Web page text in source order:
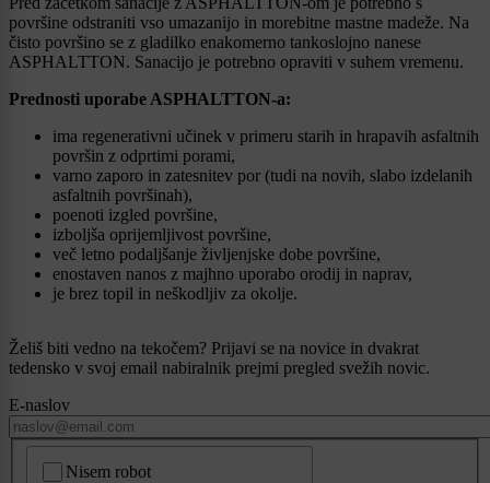
površine odstraniti vso umazanijo in morebitne mastne madeže. Na
čisto površino se z gladilko enakomerno tankoslojno nanese
ASPHALTTON. Sanacijo je potrebno opraviti v suhem vremenu.
Prednosti uporabe ASPHALTTON-a:
ima regenerativni učinek v primeru starih in hrapavih asfaltnih
površin z odprtimi porami,
varno zaporo in zatesnitev por (tudi na novih, slabo izdelanih
asfaltnih površinah),
poenoti izgled površine,
izboljša oprijemljivost površine,
več letno podaljšanje življenjske dobe površine,
enostaven nanos z majhno uporabo orodij in naprav,
je brez topil in neškodljiv za okolje.
Želiš biti vedno na tekočem? Prijavi se na novice in dvakrat
tedensko v svoj email nabiralnik prejmi pregled svežih novic.
E-naslov
Nisem robot